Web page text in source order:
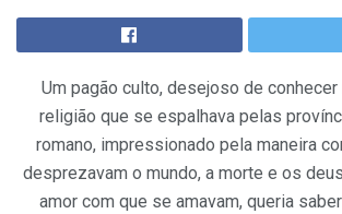
Um pagão culto, desejoso de conhecer
religião que se espalhava pelas
romano, impressionado pela maneira
desprezavam o mundo, a morte e os
amor com que se amavam, queria